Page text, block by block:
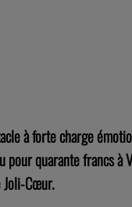
à forte charge
pour quarante francs
Joli-Cœur.